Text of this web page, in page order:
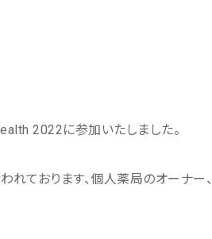
2022に参加いたしました。
ております、個人薬局のオーナー、